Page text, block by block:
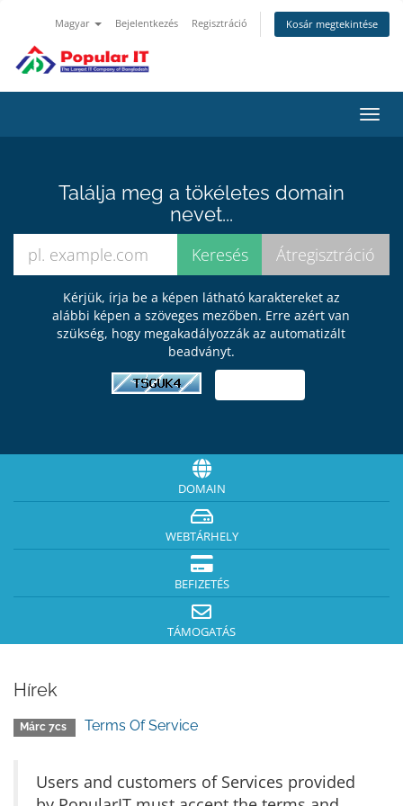
Magyar Bejelentkezés Regisztráció Kosár megtekintése
a
Találja meg a tökéletes domain
nevet...
Kérjük, írja be a képen látható karaktereket az
alábbi képen a szöveges mezőben. Erre azért van
szükség, hogy megakadályozzák az automatizált
beadványt.
DOMAIN
WEBTÁRHELY
BEFIZETÉS
TÁMOGATÁS
Hírek
Márc 7cs Terms Of Service
Users and customers of Services provided